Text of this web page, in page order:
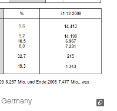
Germany